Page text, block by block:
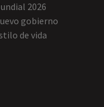
2026
gobierno
de vida